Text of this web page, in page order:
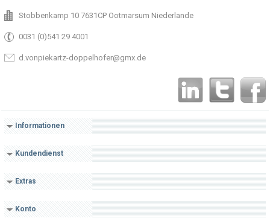
Stobbenkamp 10 7631CP Ootmarsum Niederlande
0031 (0)541 29 4001
d.vonpiekartz-doppelhofer@gmx.de
Informationen
Kundendienst
Extras
Konto